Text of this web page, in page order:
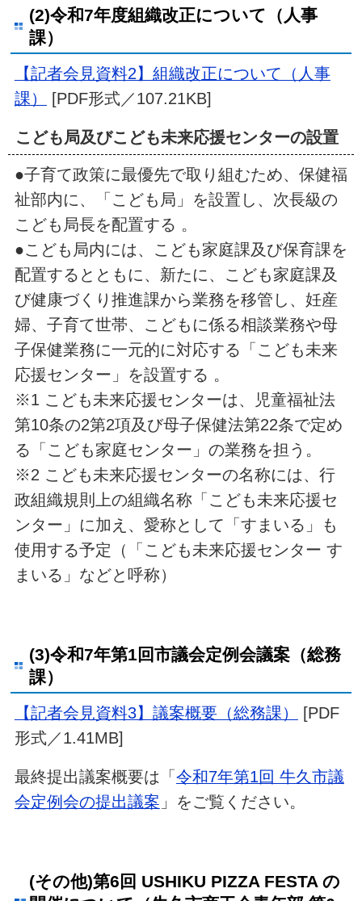
(2)令和7年度組織改正について（人事
課）
【記者会見資料2】組織改正について（人事
課）
[PDF形式／107.21KB]
こども局及びこども未来応援センターの設置
●子育て政策に最優先で取り組むため、保健福
祉部内に、「こども局」を設置し、次長級の
こども局長を配置する 。
●こども局内には、こども家庭課及び保育課を
配置するとともに、新たに、こども家庭課及
び健康づくり推進課から業務を移管し、妊産
婦、子育て世帯、こどもに係る相談業務や母
子保健業務に一元的に対応する「こども未来
応援センター」を設置する 。
※1 こども未来応援センターは、児童福祉法
第10条の2第2項及び母子保健法第22条で定め
る「こども家庭センター」の業務を担う。
※2 こども未来応援センターの名称には、行
政組織規則上の組織名称「こども未来応援セ
ンター」に加え、愛称として「すまいる」も
使用する予定（「こども未来応援センター す
まいる」などと呼称）
(3)令和7年第1回市議会定例会議案（総務
課）
【記者会見資料3】議案概要（総務課）
[PDF
形式／1.41MB]
最終提出議案概要は「 令和7年第1回 牛久市議
会定例会の提出議案 」をご覧ください。
(その他)第6回 USHIKU PIZZA FESTA の